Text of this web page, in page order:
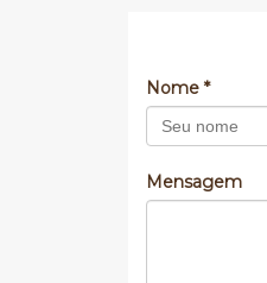
Nome *
Mensagem